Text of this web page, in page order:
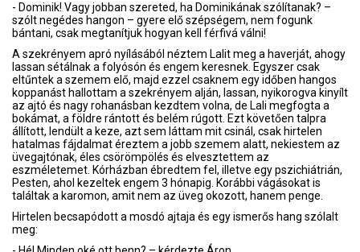
- Dominik! Vagy jobban szereted, ha Dominikának szólítanak? –
szólt negédes hangon – gyere elő szépségem, nem fogunk
bántani, csak megtanítjuk hogyan kell férfivá válni!
A szekrényem apró nyílásából néztem Lalit meg a haverját, ahogy
lassan sétálnak a folyósón és engem keresnek. Egyszer csak
eltűntek a szemem elő, majd ezzel csaknem egy időben hangos
koppanást hallottam a szekrényem alján, lassan, nyikorogva kinyílt
az ajtó és nagy rohanásban kezdtem volna, de Lali megfogta a
bokámat, a földre rántott és belém rúgott. Ezt követően talpra
állított, lendült a keze, azt sem láttam mit csinál, csak hirtelen
hatalmas fájdalmat éreztem a jobb szemem alatt, nekiestem az
üvegajtónak, éles csörömpölés és elvesztettem az
eszméletemet. Kórházban ébredtem fel, illetve egy pszichiátrián,
Pesten, ahol kezeltek engem 3 hónapig. Korábbi vágásokat is
találtak a karomon, amit nem az üveg okozott, hanem penge.
Hirtelen becsapódott a mosdó ajtaja és egy ismerős hang szólalt
meg: